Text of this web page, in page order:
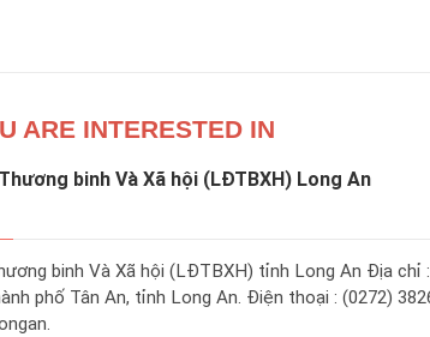
ARE INTERESTED IN
binh Và Xã hội (LĐTBXH) Long An
binh Và Xã hội (LĐTBXH) tỉnh Long An Địa chỉ
phố Tân An, tỉnh Long An. Điện thoại : (0272)